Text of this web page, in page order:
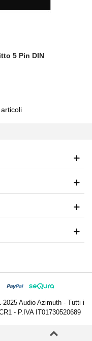
5 Pin DIN
Audio Azimuth - Tutti i
- P.IVA IT01730520689